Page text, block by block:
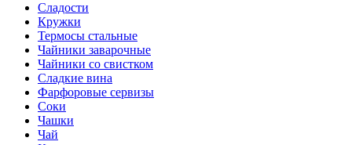
Сладости
Кружки
Термосы стальные
Чайники заварочные
Чайники со свистком
Сладкие вина
Фарфоровые сервизы
Соки
Чашки
Чай